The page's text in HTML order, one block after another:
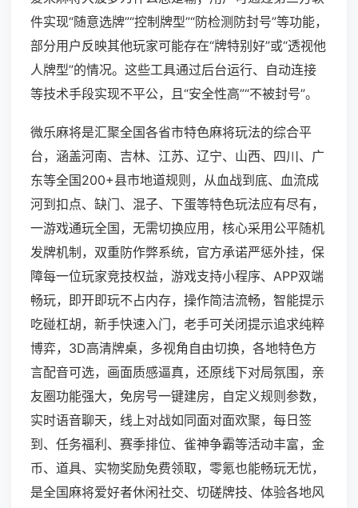
件实现“随意选牌”“控制牌型”“防检测防封号”等功能，
部分用户反映其他玩家可能存在“牌特别好”或“透视他
人牌型”的情况。这些工具通过后台运行、自动连接
等技术手段实现不平公，且“安全性高”“不被封号”。
微乐麻将是汇聚全国各省市特色麻将玩法的综合平
台，涵盖河南、吉林、江苏、辽宁、山西、四川、广
东等全国200+县市地道规则，从血战到底、血流成
河到扣点、缺门、混子、下蛋等特色玩法应有尽有，
一游戏通玩全国，无需切换应用，核心采用公平随机
发牌机制，双重防作弊系统，官方承诺严惩外挂，保
障每一位玩家竞技权益，游戏支持小程序、APP双端
畅玩，即开即玩不占内存，操作简洁流畅，智能提示
吃碰杠胡，新手快速入门，老手可关闭提示追求纯粹
博弈，3D高清牌桌，多视角自由切换，各地特色方
言配音可选，画面质感逼真，还原线下对局氛围，亲
友圈功能强大，免房号一键建房，自定义规则参数，
实时语音聊天，线上对战如同面对面欢聚，每日签
到、任务福利、赛季排位、雀神争霸等活动丰富，金
币、道具、实物奖励免费领取，零氪也能畅玩无忧，
是全国麻将爱好者休闲社交、切磋牌技、体验各地风